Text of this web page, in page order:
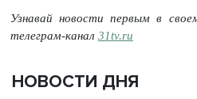
Узнавай новости первым в
телеграм-канал 31tv.ru
НОВОСТИ ДНЯ